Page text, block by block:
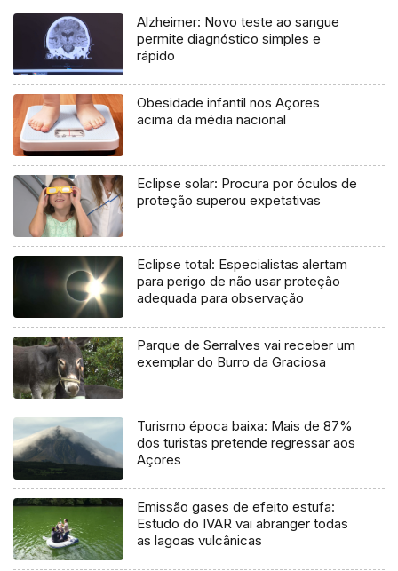
Alzheimer: Novo teste ao sangue
permite diagnóstico simples e
rápido
Obesidade infantil nos Açores
acima da média nacional
Eclipse solar: Procura por óculos de
proteção superou expetativas
Eclipse total: Especialistas alertam
para perigo de não usar proteção
adequada para observação
Parque de Serralves vai receber um
exemplar do Burro da Graciosa
Turismo época baixa: Mais de 87%
dos turistas pretende regressar aos
Açores
Emissão gases de efeito estufa:
Estudo do IVAR vai abranger todas
as lagoas vulcânicas